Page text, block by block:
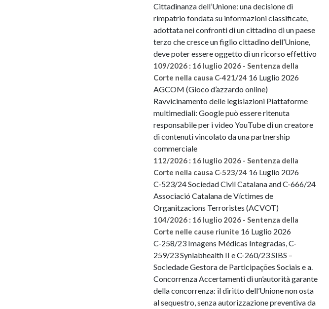
Cittadinanza dell’Unione: una decisione di
rimpatrio fondata su informazioni classificate,
adottata nei confronti di un cittadino di un paese
terzo che cresce un figlio cittadino dell’Unione,
deve poter essere oggetto di un ricorso effettivo
109/2026 : 16 luglio 2026 - Sentenza della
Corte nella causa C-421/24 16 Luglio 2026
AGCOM (Gioco d’azzardo online)
Ravvicinamento delle legislazioni Piattaforme
multimediali: Google può essere ritenuta
responsabile per i video YouTube di un creatore
di contenuti vincolato da una partnership
commerciale
112/2026 : 16 luglio 2026 - Sentenza della
Corte nella causa C-523/24 16 Luglio 2026
C-523/24 Sociedad Civil Catalana and C-666/24
Associació Catalana de Víctimes de
Organitzacions Terroristes (ACVOT)
104/2026 : 16 luglio 2026 - Sentenza della
Corte nelle cause riunite 16 Luglio 2026
C-258/23 Imagens Médicas Integradas, C-
259/23 Synlabhealth II e C-260/23 SIBS –
Sociedade Gestora de Participações Sociais e a.
Concorrenza Accertamenti di un’autorità garante
della concorrenza: il diritto dell’Unione non osta
al sequestro, senza autorizzazione preventiva da